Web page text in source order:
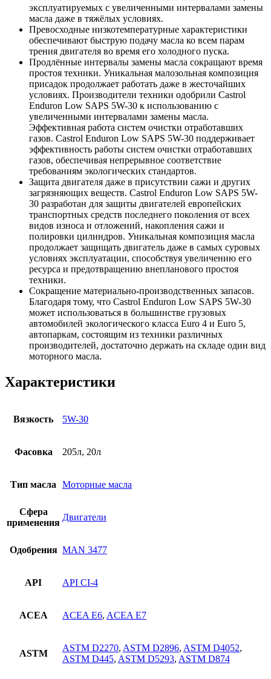
эксплуатируемых с увеличенными интервалами замены
масла даже в тяжёлых условиях.
Превосходные низкотемпературные характеристики
обеспечивают быструю подачу масла ко всем парам
трения двигателя во время его холодного пуска.
Продлённые интервалы замены масла сокращают время
простоя техники. Уникальная малозольная композиция
присадок продолжает работать даже в жесточайших
условиях. Производители техники одобрили Castrol
Enduron Low SAPS 5W-30 к использованию с
увеличенными интервалами замены масла.
Эффективная работа систем очистки отработавших
газов. Castrol Enduron Low SAPS 5W-30 поддерживает
эффективность работы систем очистки отработавших
газов, обеспечивая непрерывное соответствие
требованиям экологических стандартов.
Защита двигателя даже в присутствии сажи и других
загрязняющих веществ. Castrol Enduron Low SAPS 5W-
30 разработан для защиты двигателей европейских
транспортных средств последнего поколения от всех
видов износа и отложений, накопления сажи и
полировки цилиндров. Уникальная композиция масла
продолжает защищать двигатель даже в самых суровых
условиях эксплуатации, способствуя увеличению его
ресурса и предотвращению внепланового простоя
техники.
Сокращение материально-производственных запасов.
Благодаря тому, что Castrol Enduron Low SAPS 5W-30
может использоваться в большинстве грузовых
автомобилей экологического класса Euro 4 и Euro 5,
автопаркам, состоящим из техники различных
производителей, достаточно держать на складе один вид
моторного масла.
Характеристики
Вязкость 5W-30
Фасовка 205л, 20л
Тип масла Моторные масла
Сфера
применения
Двигатели
Одобрения MAN 3477
API API CI-4
ACEA ACEA E6, ACEA E7
ASTM
ASTM D2270, ASTM D2896, ASTM D4052,
ASTM D445, ASTM D5293, ASTM D874